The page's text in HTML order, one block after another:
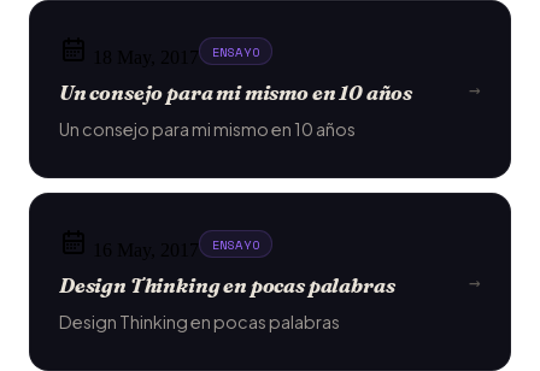
18 May, 2017 ENSAYO
Un consejo para mi mismo en 10 años
Un consejo para mi mismo en 10 años
→
16 May, 2017 ENSAYO
Design Thinking en pocas palabras
Design Thinking en pocas palabras
→